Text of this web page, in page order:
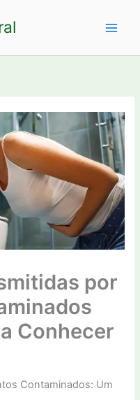
por
Conhecer
Contaminados: Um